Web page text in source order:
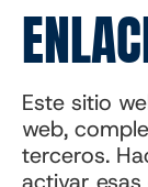
Este sitio
web,
terceros.